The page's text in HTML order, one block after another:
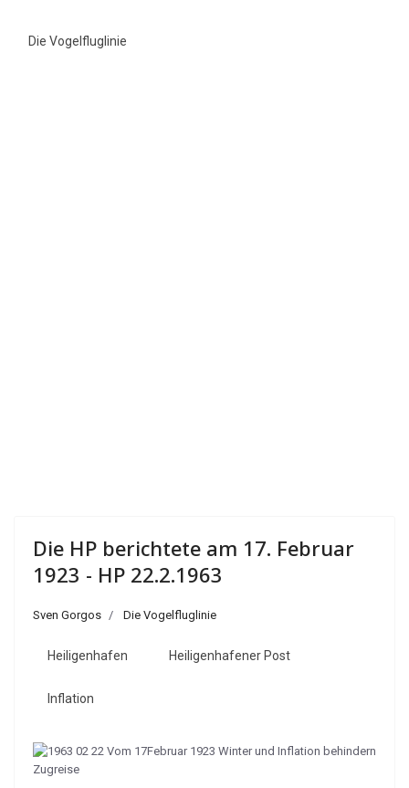
Die Vogelfluglinie
Die HP berichtete am 17. Februar
1923 - HP 22.2.1963
Sven Gorgos Die Vogelfluglinie
Heiligenhafen Heiligenhafener Post
Inflation